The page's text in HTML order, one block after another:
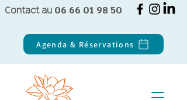
Contact au 06 66 01 98 50
Agenda & Réservations